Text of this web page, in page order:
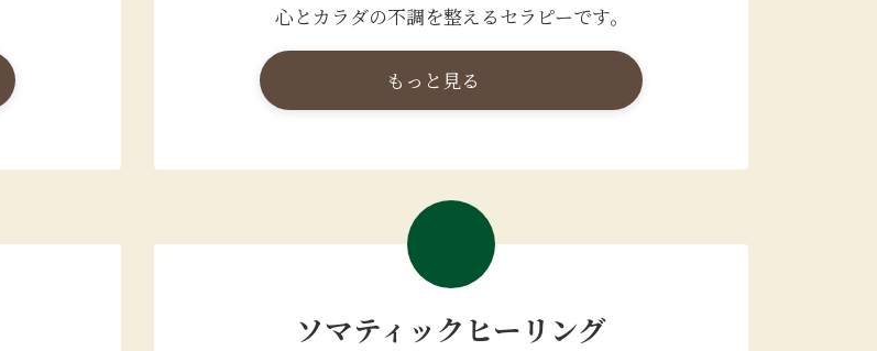
心とカラダの不調を整えるセラピーです。
もっと見る
ソマティックヒーリング